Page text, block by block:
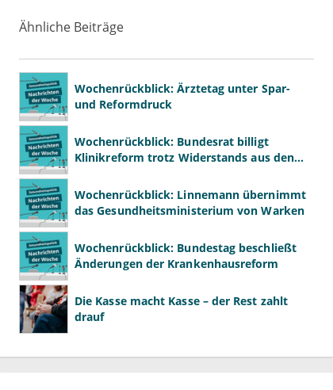
Ähnliche Beiträge
Wochenrückblick: Ärztetag unter Spar-
und Reformdruck
Wochenrückblick: Bundesrat billigt
Klinikreform trotz Widerstands aus den
Wochenrückblick: Linnemann übernimmt
das Gesundheitsministerium von Warken
Wochenrückblick: Bundestag beschließt
Änderungen der Krankenhausreform
Die Kasse macht Kasse – der Rest zahlt
drauf